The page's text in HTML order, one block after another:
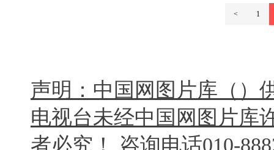
< 1
声明：中国网图片库（）
电视台未经中国网图片库
者必究！ 咨询电话010-